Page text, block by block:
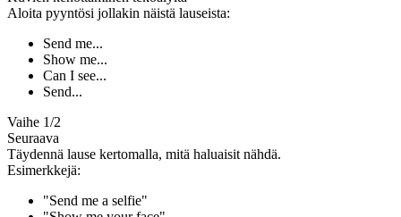
Aloita pyyntösi jollakin näistä lauseista:
Send me...
Show me...
Can I see...
Send...
Vaihe 1/2
Seuraava
Täydennä lause kertomalla, mitä haluaisit nähdä.
Esimerkkejä:
"Send me a selfie"